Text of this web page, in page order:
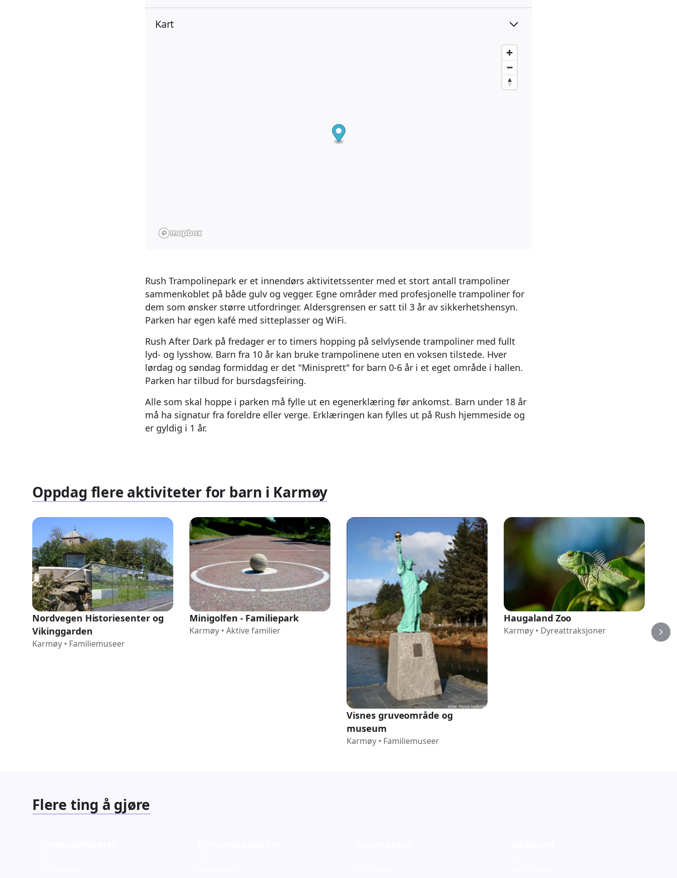
Kart
Rush Trampolinepark er et innendørs aktivitetssenter med et stort antall trampoliner
sammenkoblet på både gulv og vegger. Egne områder med profesjonelle trampoliner for
dem som ønsker større utfordringer. Aldersgrensen er satt til 3 år av sikkerhetshensyn.
Parken har egen kafé med sitteplasser og WiFi.
Rush After Dark på fredager er to timers hopping på selvlysende trampoliner med fullt
lyd- og lysshow. Barn fra 10 år kan bruke trampolinene uten en voksen tilstede. Hver
lørdag og søndag formiddag er det "Minisprett" for barn 0-6 år i et eget område i hallen.
Parken har tilbud for bursdagsfeiring.
Alle som skal hoppe i parken må fylle ut en egenerklæring før ankomst. Barn under 18 år
må ha signatur fra foreldre eller verge. Erklæringen kan fylles ut på Rush hjemmeside og
er gyldig i 1 år.
Oppdag flere aktiviteter for barn i Karmøy
Nordvegen Historiesenter og
Vikinggarden
Karmøy • Familiemuseer
Minigolfen - Familiepark
Karmøy • Aktive familier
Visnes gruveområde og
museum
Karmøy • Familiemuseer
Haugaland Zoo
Karmøy • Dyreattraksjoner
Flere ting å gjøre